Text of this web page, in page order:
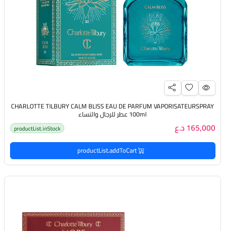
CHARLOTTE TILBURY CALM BLISS EAU DE PARFUM VAPORISATEURSPRAY
100ml عطر للرجال والنساء
165,000 د.ع productList.inStock
productList.addToCart